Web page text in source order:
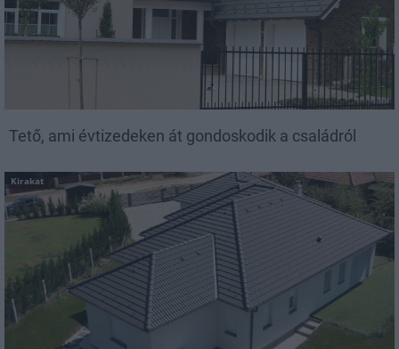
Tető, ami évtizedeken át gondoskodik a családról
Kirakat